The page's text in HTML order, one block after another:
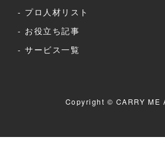
プロ人材リスト
お役立ち記事
サービス一覧
Copyright © CARRY ME